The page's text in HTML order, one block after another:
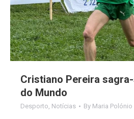
Cristiano Pereira
do Mundo
Desporto Notícias By Maria Polónio